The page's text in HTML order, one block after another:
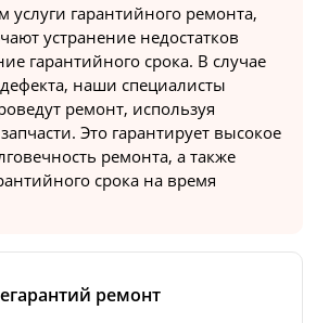
услуги гарантийного ремонта,
устранение недостатков
гарантийного срока. В случае
наши специалисты
ремонт, используя
Это гарантирует высокое
ремонта, а также
срока на время
ремонт